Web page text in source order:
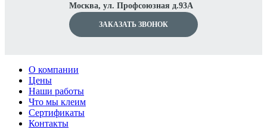
Москва, ул. Профсоюзная д.93А
ЗАКАЗАТЬ ЗВОНОК
О компании
Цены
Наши работы
Что мы клеим
Сертификаты
Контакты